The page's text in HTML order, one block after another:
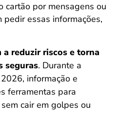
cartão por mensagens ou
essas informações,
a reduzir riscos e torna
seguras. Durante a
informação e
ferramentas para
cair em golpes ou